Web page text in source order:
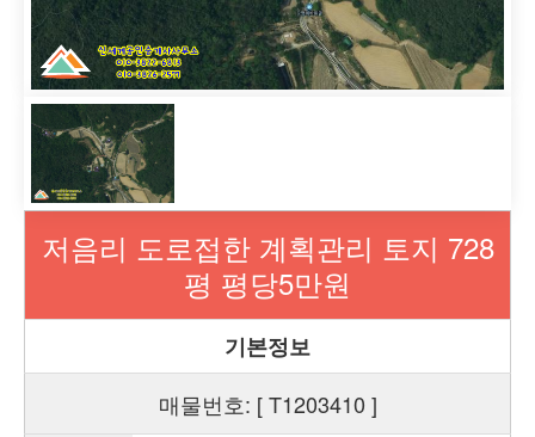
저음리 도로접한 계획관리 토지 728
평 평당5만원
기본정보
매물번호: [ T1203410 ]